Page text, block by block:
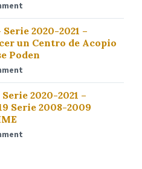
2020-2021 –
un Centro de Acopio
Poden
2020-2021 –
Serie 2008-2009